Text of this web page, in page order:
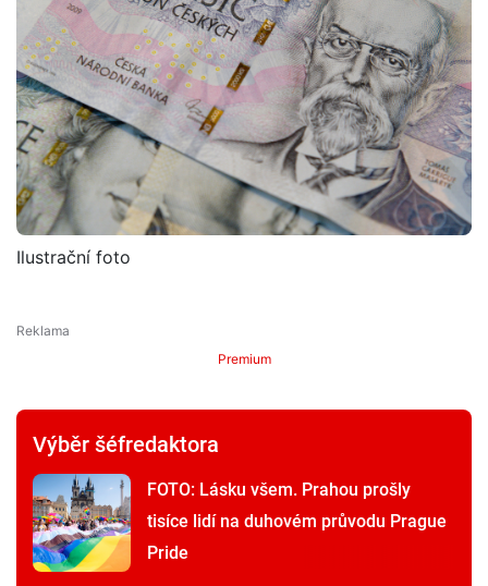
Ilustrační foto
Premium
Výběr šéfredaktora
FOTO: Lásku všem. Prahou prošly
tisíce lidí na duhovém průvodu Prague
Pride